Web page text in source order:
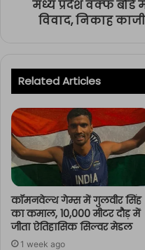
मध्य प्रदेश वक्फ बोर्ड
विवाद, निकाह
Related Articles
कॉमनवेल्थ गेम्स में गुलवीर सिंह
का कमाल, 10,000 मीटर दौड़ में
जीता ऐतिहासिक सिल्वर मेडल
1 week ago